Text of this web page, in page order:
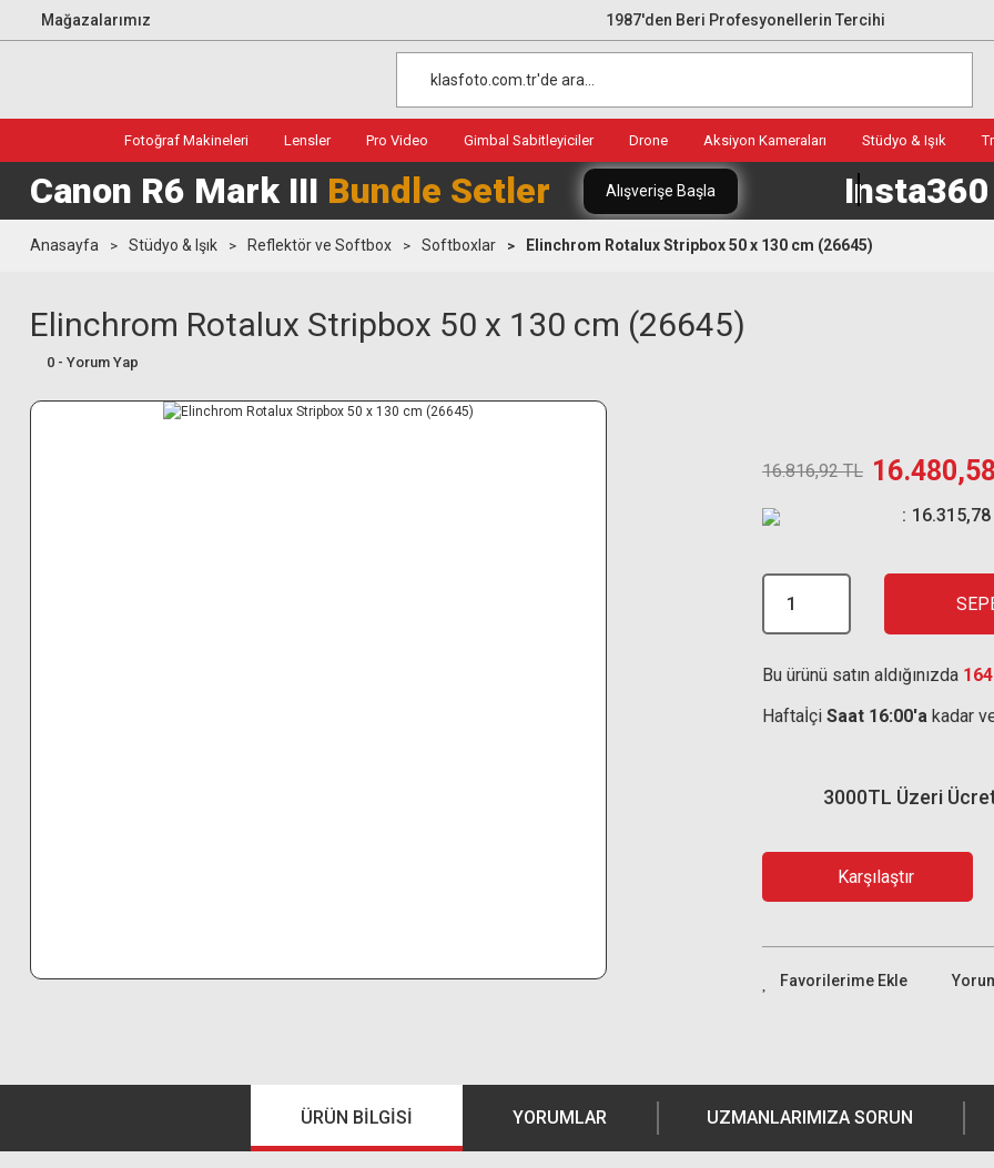
Mağazalarımız 1987'den Beri Profesyonellerin Tercihi
Fotoğraf Makineleri Lensler Pro Video Gimbal Sabitleyiciler Drone Aksiyon Kameraları Stüdyo & Işık
Canon R6 Mark III Bundle Setler Alışverişe Başla Insta360
Anasayfa Stüdyo & Işık Reflektör ve Softbox Softboxlar Elinchrom Rotalux Stripbox 50 x 130 cm (26645)
Elinchrom Rotalux Stripbox 50 x 130 cm (26645)
0 - Yorum Yap
16.816,92 TL
16.315,78
Bu ürünü satın aldığınızda
Haftaİçi Saat 16:00'a kadar
3000TL Üzeri
Karşılaştır
ÜRÜN BILGISI YORUMLAR UZMANLARIMIZA SORUN